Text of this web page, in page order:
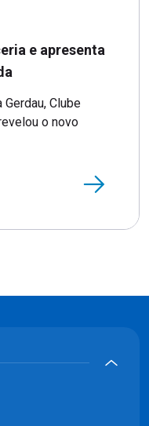
e apresenta
Clube
o novo